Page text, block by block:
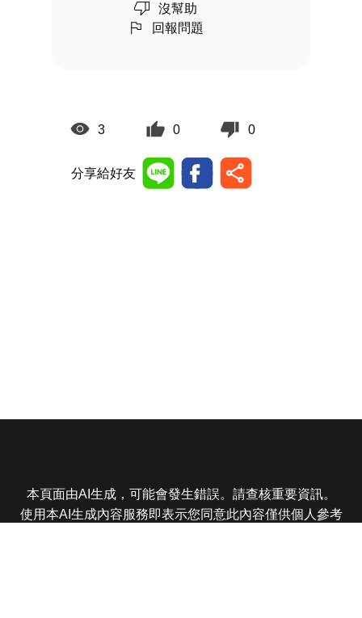
沒幫助
回報問題
3 0 0
分享給好友
本頁面由AI生成，可能會發生錯誤。請查核重要資訊。
使用本AI生成內容服務即表示您同意此內容僅供個人參考